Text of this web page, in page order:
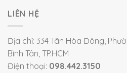
LIÊN HỆ
Địa chỉ: 334 Tân Hòa Đông,
Bình Tân, TP.HCM
Điện thoại: 098.442.3150